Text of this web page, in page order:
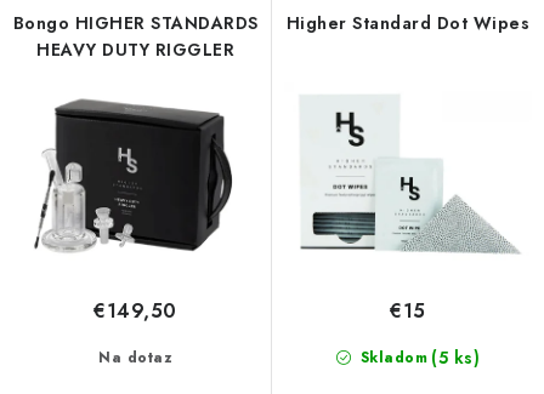
r
e
Bongo HIGHER STANDARDS
HEAVY DUTY RIGGLER
Na dotaz
€149,50
Higher Standard Dot Wipes
Skladom (5 ks)
€15